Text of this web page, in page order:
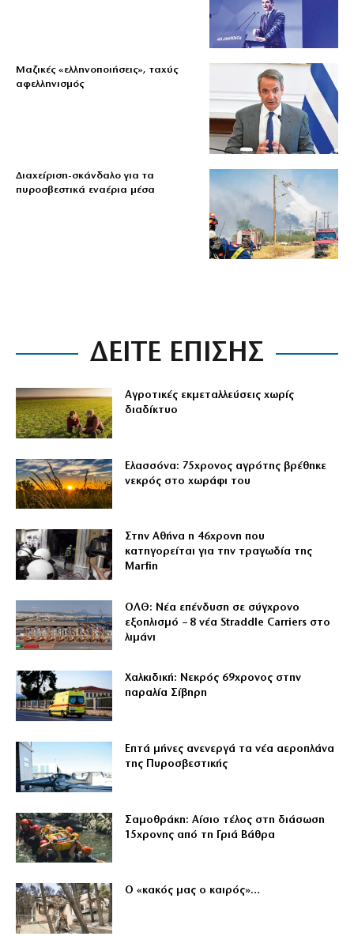
Μαζικές «ελληνοποιήσεις», ταχύς
αφελληνισμός
Διαχείριση-σκάνδαλο για τα
πυροσβεστικά εναέρια μέσα
ΔΕΙΤΕ ΕΠΙΣΗΣ
Αγροτικές εκμεταλλεύσεις χωρίς
διαδίκτυο
Ελασσόνα: 75χρονος αγρότης βρέθηκε
νεκρός στο χωράφι του
Στην Αθήνα η 46χρονη που
κατηγορείται για την τραγωδία της
Marfin
ΟΛΘ: Νέα επένδυση σε σύγχρονο
εξοπλισμό – 8 νέα Straddle Carriers στο
λιμάνι
Χαλκιδική: Νεκρός 69χρονος στην
παραλία Σίβηρη
Επτά μήνες ανενεργά τα νέα αεροπλάνα
της Πυροσβεστικής
Σαμοθράκη: Αίσιο τέλος στη διάσωση
15χρονης από τη Γριά Βάθρα
Ο «κακός μας ο καιρός»…